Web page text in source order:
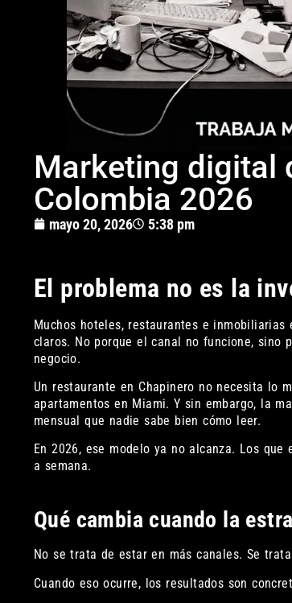
Marketing digital
Colombia 2026
mayo 20, 2026 5:38 pm
El problema no es la
Muchos hoteles, restaurantes e
claros. No porque el canal no funcione, sino
negocio.
Un restaurante en Chapinero no necesita lo
apartamentos en Miami. Y sin embargo, la
mensual que nadie sabe bien cómo leer.
En 2026, ese modelo ya no alcanza. Los
a semana.
Qué cambia cuando la
No se trata de estar en más canales. Se
Cuando eso ocurre, los resultados son